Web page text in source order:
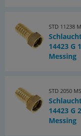
STD 11238
14423 G
Messing
STD 2050 MS
14423 G
Messing